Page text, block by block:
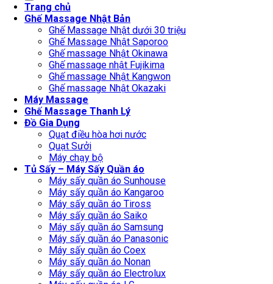
Trang chủ
Ghế Massage Nhật Bản
Ghế Massage Nhật dưới 30 triệu
Ghế Massage Nhật Saporoo
Ghế massage Nhật Okinawa
Ghế massage nhật Fujikima
Ghế massage Nhật Kangwon
Ghế massage Nhật Okazaki
Máy Massage
Ghế Massage Thanh Lý
Đồ Gia Dụng
Quạt điều hòa hơi nước
Quạt Sưởi
Máy chạy bộ
Tủ Sấy – Máy Sấy Quần áo
Máy sấy quần áo Sunhouse
Máy sấy quần áo Kangaroo
Máy sấy quần áo Tiross
Máy sấy quần áo Saiko
Máy sấy quần áo Samsung
Máy sấy quần áo Panasonic
Máy sấy quần áo Coex
Máy sấy quần áo Nonan
Máy sấy quần áo Electrolux